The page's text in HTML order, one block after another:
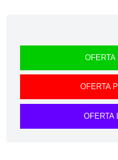
OFERTA
OFERTA
OFERTA